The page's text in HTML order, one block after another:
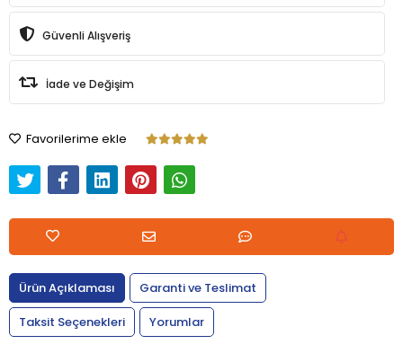
Güvenli Alışveriş
İade ve Değişim
Favorilerime ekle
Ürün Açıklaması
Garanti ve Teslimat
Taksit Seçenekleri
Yorumlar